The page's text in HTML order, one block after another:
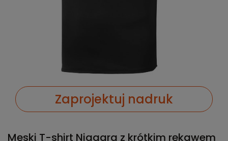
Zaprojektuj nadruk
Męski T-shirt Niagara z krótkim rękawem